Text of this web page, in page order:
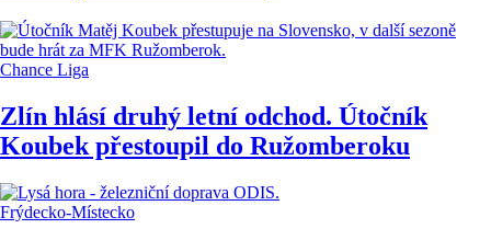
Chance Liga
Zlín hlásí druhý letní odchod. Útočník
Koubek přestoupil do Ružomberoku
Frýdecko-Místecko